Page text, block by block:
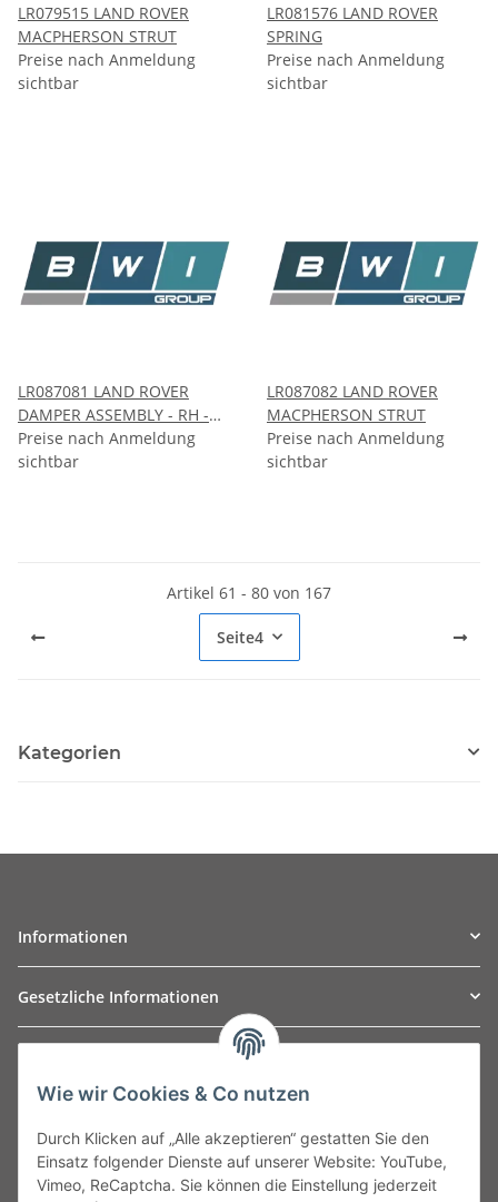
LR079515 LAND ROVER
MACPHERSON STRUT
Preise nach Anmeldung
sichtbar
LR081576 LAND ROVER
SPRING
Preise nach Anmeldung
sichtbar
LR087081 LAND ROVER
DAMPER ASSEMBLY - RH -
FRONT
Preise nach Anmeldung
sichtbar
LR087082 LAND ROVER
MACPHERSON STRUT
Preise nach Anmeldung
sichtbar
Artikel 61 - 80 von 167
Seite4
Kategorien
Informationen
Gesetzliche Informationen
Leibnizstraße 2a
Germany
Phone:+49 40 5287270
Wie wir Cookies & Co nutzen
Durch Klicken auf „Alle akzeptieren“ gestatten Sie den
Einsatz folgender Dienste auf unserer Website: YouTube,
Vimeo, ReCaptcha. Sie können die Einstellung jederzeit